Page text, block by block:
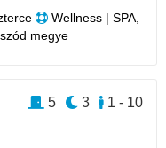
Wellness | SPA,
megye
1 - 10
3
5